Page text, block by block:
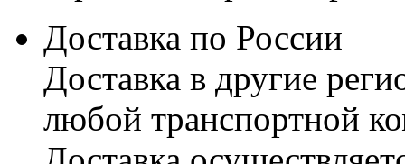
Доставка по России
Доставка в другие
любой транспортной